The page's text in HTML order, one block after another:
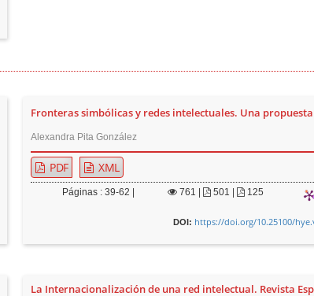
Fronteras simbólicas y redes intelectuales. Una propuesta
Alexandra Pita González
PDF XML
Páginas : 39-62 | 761 | 501 | 125
DOI: https://doi.org/10.25100/
La Internacionalización de una red intelectual. Revista